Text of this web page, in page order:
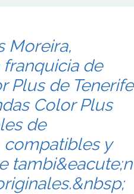
Moreira,
de
Plus de Tenerife
Color Plus
de
compatibles y
tambi&eacute;n